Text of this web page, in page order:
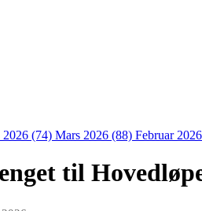
(74) Mars 2026 (88) Februar
til